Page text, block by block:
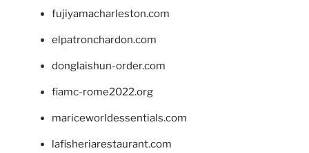
fujiyamacharleston.com
elpatronchardon.com
donglaishun-order.com
fiamc-rome2022.org
mariceworldessentials.com
lafisheriarestaurant.com